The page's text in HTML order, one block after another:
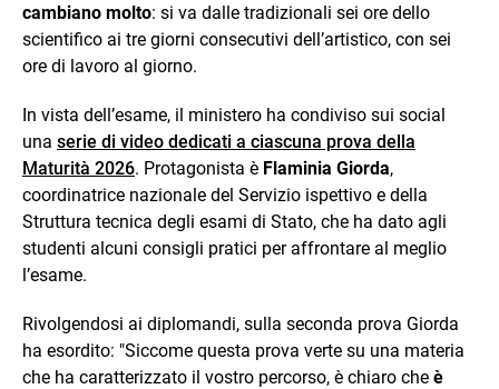
cambiano molto: si va dalle tradizionali sei ore dello
scientifico ai tre giorni consecutivi dell’artistico, con sei
ore di lavoro al giorno.
In vista dell’esame, il ministero ha condiviso sui social
una serie di video dedicati a ciascuna prova della
Maturità 2026. Protagonista è Flaminia Giorda,
coordinatrice nazionale del Servizio ispettivo e della
Struttura tecnica degli esami di Stato, che ha dato agli
studenti alcuni consigli pratici per affrontare al meglio
l’esame.
Rivolgendosi ai diplomandi, sulla seconda prova Giorda
ha esordito: "Siccome questa prova verte su una materia
che ha caratterizzato il vostro percorso, è chiaro che è